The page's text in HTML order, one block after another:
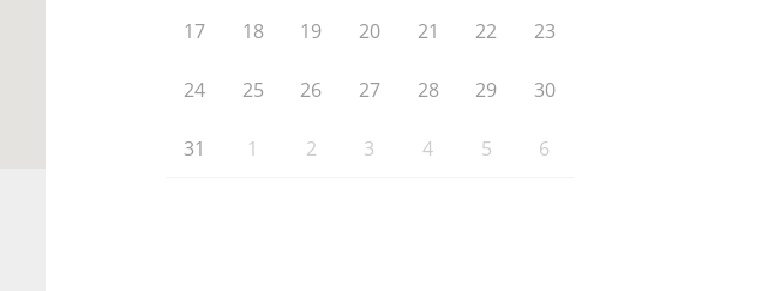
17 18 19 20 21 22 23
24 25 26 27 28 29 30
31 1 2 3 4 5 6